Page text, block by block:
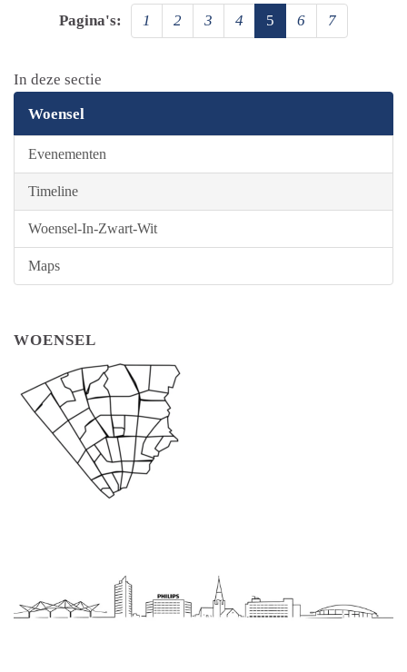
Pagina's: 1 2 3 4 5 6 7
In deze sectie
Woensel
Evenementen
Timeline
Woensel-In-Zwart-Wit
Maps
WOENSEL